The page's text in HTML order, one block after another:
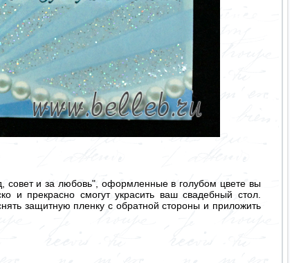
совет и за любовь", оформленные в голубом цвете вы
и прекрасно смогут украсить ваш свадебный стол.
защитную пленку с обратной стороны и приложить